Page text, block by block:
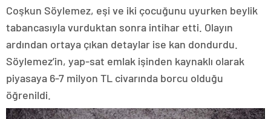
Coşkun Söylemez, eşi ve iki çocuğunu uyurken beylik
tabancasıyla vurduktan sonra intihar etti. Olayın
ardından ortaya çıkan detaylar ise kan dondurdu.
Söylemez’in, yap-sat emlak işinden kaynaklı olarak
piyasaya 6-7 milyon TL civarında borcu olduğu
öğrenildi.